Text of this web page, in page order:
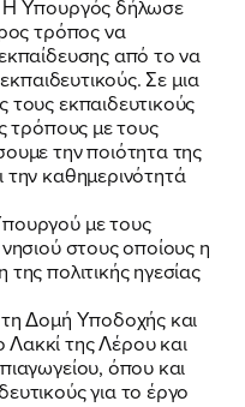
Η Υπουργός δήλωσε
τρόπος να
από το να
Σε μια
εκπαιδευτικούς
τρόπους με τους
την ποιότητα της
καθημερινότητά
με τους
στους οποίους η
πολιτικής ηγεσίας
Δομή Υποδοχής και
της Λέρου και
όπου και
για το έργο